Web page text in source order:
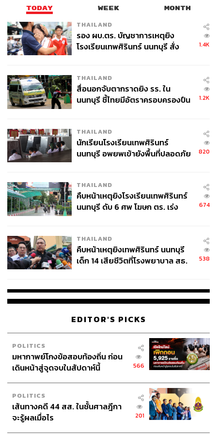
TODAY WEEK MONTH
THAILAND
รอง ผบ.ตร. บัญชาการเหตุยิง
โรงเรียนเทพศิรินทร์ นนทบุรี สั่ง
1.4K
THAILAND
สื่อนอกจับตากราดยิง รร. ใน
นนทบุรี ชี้ไทยมีอัตราครอบครองปืน
1.2K
THAILAND
นักเรียนโรงเรียนเทพศิรินทร์
นนทบุรี อพยพเข้ายังพื้นที่ปลอดภัย
820
THAILAND
คืบหน้าเหตุยิงโรงเรียนเทพศิรินทร์
นนทบุรี ดับ 6 ศพ โฆษก ตร. เร่ง
674
THAILAND
คืบหน้าเหตุยิงเทพศิรินทร์ นนทบุรี
เด็ก 14 เสียชีวิตที่โรงพยาบาล สธ.
538
EDITOR'S PICKS
POLITICS
มหากาพย์โกงข้อสอบท้องถิ่น ก่อน
เดินหน้าสู่จุดจบในสัปดาห์นี้
566
POLITICS
เส้นทางคดี 44 สส. ในชั้นศาลฎีกา
จะรู้ผลเมื่อไร
201